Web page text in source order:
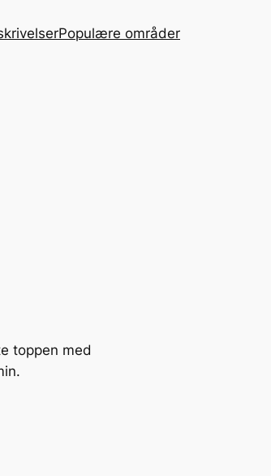
Populære områder
toppen med